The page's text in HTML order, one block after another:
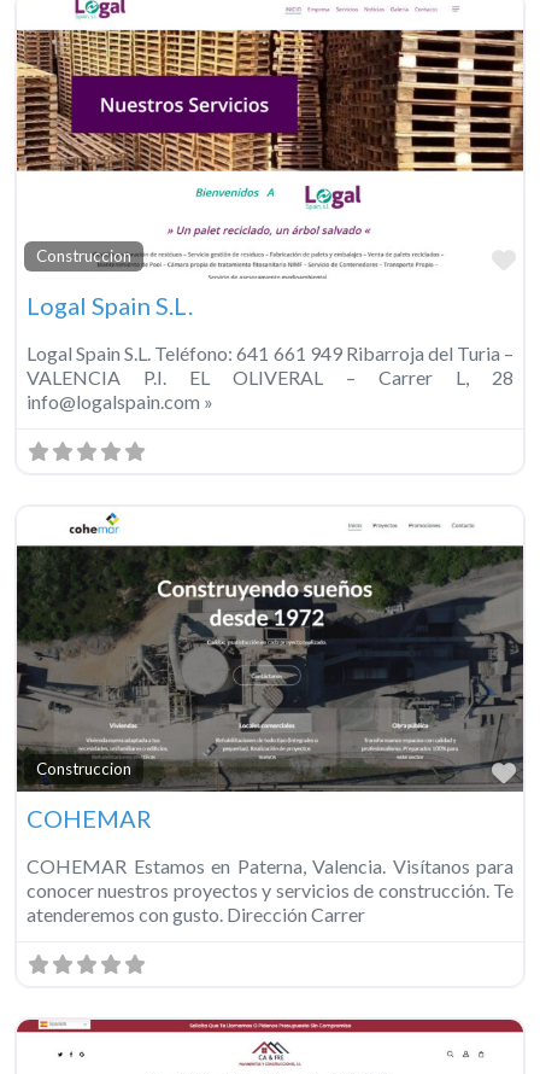
Construccion
Logal Spain S.L.
Logal Spain S.L. Teléfono: 641 661 949 Ribarroja del Turia –
VALENCIA P.I. EL OLIVERAL – Carrer L, 28
info@logalspain.com »
Construccion
COHEMAR
COHEMAR Estamos en Paterna, Valencia. Visítanos para
conocer nuestros proyectos y servicios de construcción. Te
atenderemos con gusto. Dirección Carrer